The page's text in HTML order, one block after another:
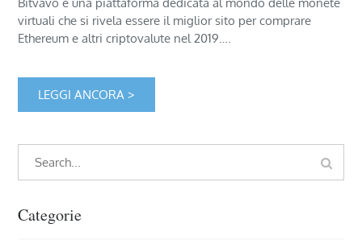
Bitvavo è una piattaforma dedicata al mondo delle monete
virtuali che si rivela essere il miglior sito per comprare
Ethereum e altri criptovalute nel 2019….
LEGGI ANCORA >
for:
Search
Categorie